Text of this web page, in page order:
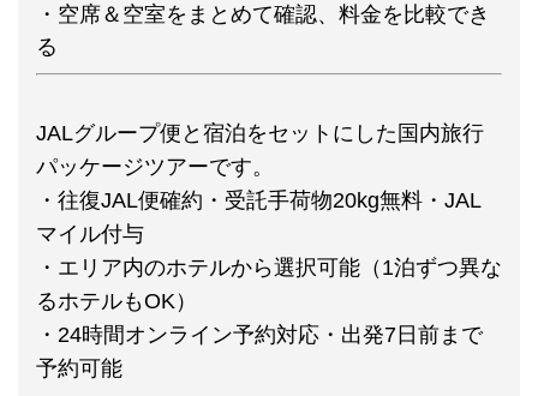
・空席＆空室をまとめて確認、料金を比較でき
る
JALグループ便と宿泊をセットにした国内旅行
パッケージツアーです。
・往復JAL便確約・受託手荷物20kg無料・JAL
マイル付与
・エリア内のホテルから選択可能（1泊ずつ異な
るホテルもOK）
・24時間オンライン予約対応・出発7日前まで
予約可能